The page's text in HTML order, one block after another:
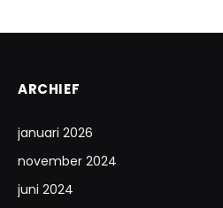
ARCHIEF
januari 2026
november 2024
juni 2024